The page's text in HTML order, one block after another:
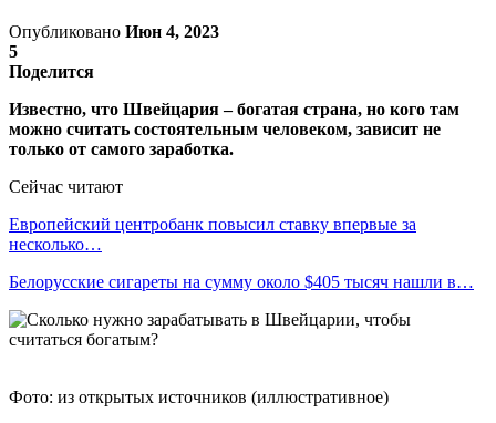
Опубликовано Июн 4, 2023
5
Поделится
Известно, что Швейцария – богатая страна, но кого там
можно считать состоятельным человеком, зависит не
только от самого заработка.
Сейчас читают
Европейский центробанк повысил ставку впервые за
несколько…
Белорусские сигареты на сумму около $405 тысяч нашли в…
Фото: из открытых источников (иллюстративное)